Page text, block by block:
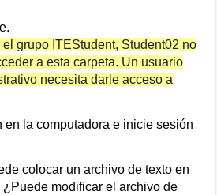
grupo ITEStudent, Student02 no
a esta carpeta. Un usuario
necesita darle acceso a
en la computadora e inicie sesión
colocar un archivo de texto en
¿Puede modificar el archivo de